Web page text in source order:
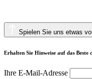
Spielen Sie uns etwas
Erhalten Sie Hinweise auf das Beste
Ihre E-Mail-Adresse